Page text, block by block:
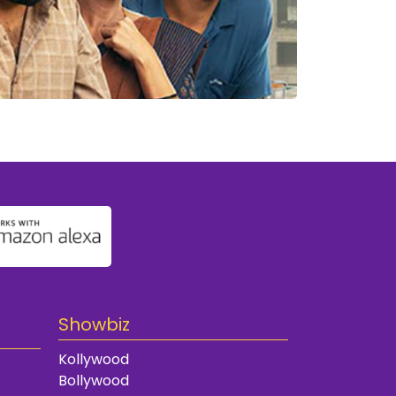
Showbiz
Kollywood
Bollywood